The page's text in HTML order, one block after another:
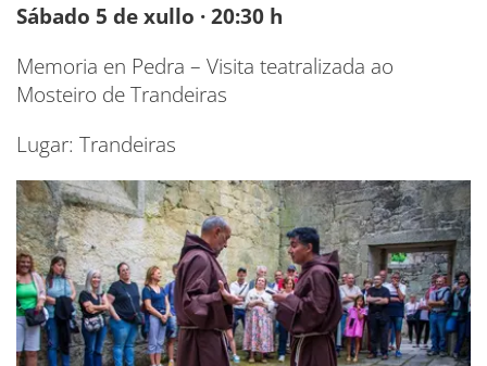
Sábado 5 de xullo · 20:30 h
Memoria en Pedra – Visita teatralizada ao
Mosteiro de Trandeiras
Lugar: Trandeiras